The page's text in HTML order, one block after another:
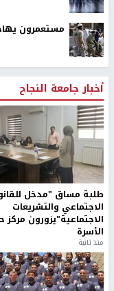
مستعمرون
أخبار جامعة النجاح
طلبة مساق "مدخل
الاجتماعي والتشريعات
الاجتماعية"يزورون مركز
الأسرة
منذ ثانية